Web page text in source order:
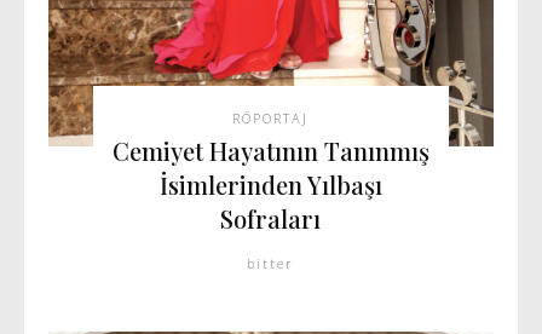
RÖPORTAJ
Cemiyet Hayatının Tanınmış
İsimlerinden Yılbaşı
Sofraları
bitter